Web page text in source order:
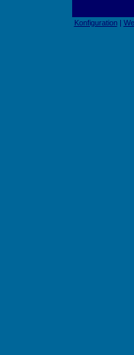
Konfiguration|